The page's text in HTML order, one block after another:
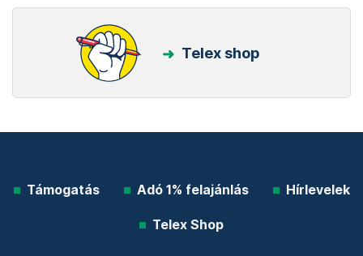
Telex shop
Támogatás Adó 1% felajánlás Hírlevelek
Telex Shop